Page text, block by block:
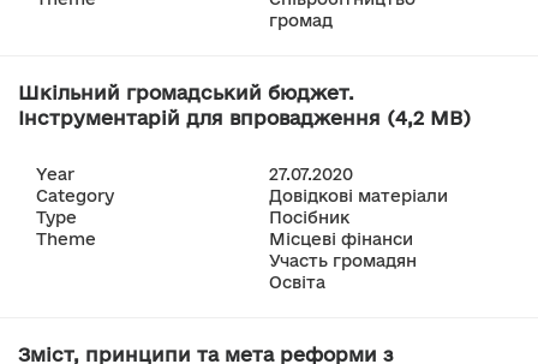
громад
Шкільний громадський бюджет.
Інструментарій для впровадження (4,2 MB)
Year
27.07.2020
Category
Довідкові матеріали
Type
Посібник
Theme
Місцеві фінанси
Участь громадян
Освіта
Зміст, принципи та мета реформи з